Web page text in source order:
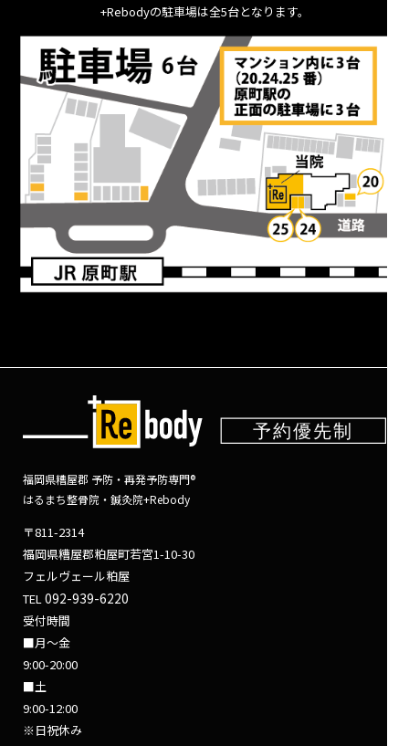
+Rebodyの駐車場は全5台となります。
福岡県糟屋郡 予防・再発予防専門®
はるまち整骨院・鍼灸院+Rebody
〒811-2314
福岡県糟屋郡粕屋町若宮1-10-30
フェルヴェール粕屋
TEL092-939-6220
受付時間
■月～金
9:00-20:00
■土
9:00-12:00
※日祝休み